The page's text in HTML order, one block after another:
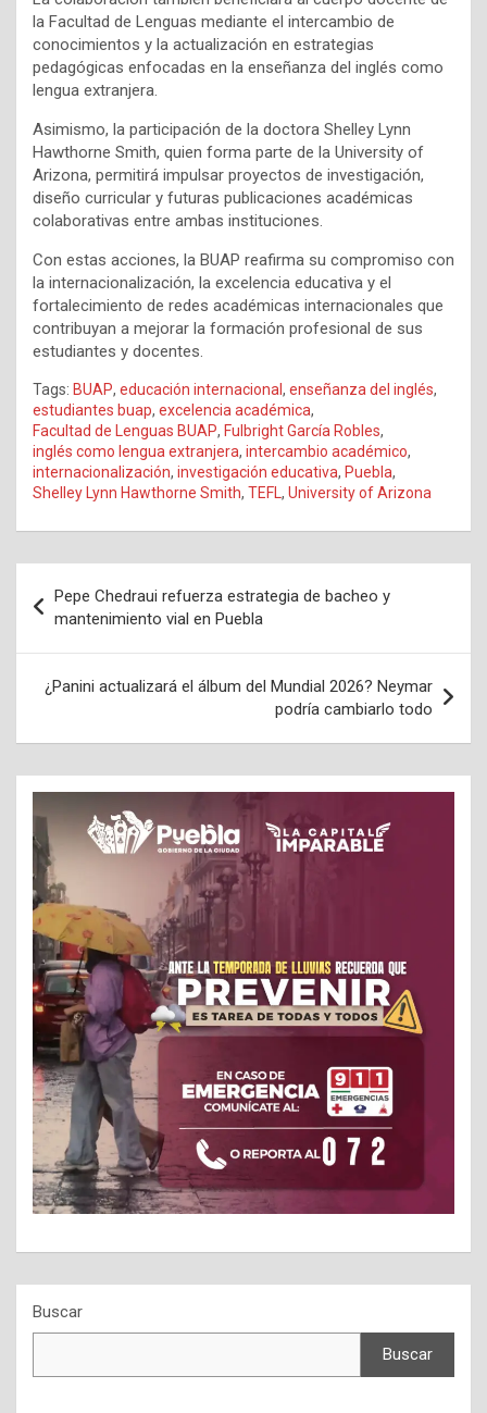
la Facultad de Lenguas mediante el intercambio de
conocimientos y la actualización en estrategias
pedagógicas enfocadas en la enseñanza del inglés como
lengua extranjera.
Asimismo, la participación de la doctora Shelley Lynn
Hawthorne Smith, quien forma parte de la University of
Arizona, permitirá impulsar proyectos de investigación,
diseño curricular y futuras publicaciones académicas
colaborativas entre ambas instituciones.
Con estas acciones, la BUAP reafirma su compromiso con
la internacionalización, la excelencia educativa y el
fortalecimiento de redes académicas internacionales que
contribuyan a mejorar la formación profesional de sus
estudiantes y docentes.
Tags: BUAP, educación internacional, enseñanza del inglés,
estudiantes buap, excelencia académica,
Facultad de Lenguas BUAP, Fulbright García Robles,
inglés como lengua extranjera, intercambio académico,
internacionalización, investigación educativa, Puebla,
Shelley Lynn Hawthorne Smith, TEFL, University of Arizona
de
entradas
Pepe Chedraui refuerza estrategia de bacheo y
mantenimiento vial en Puebla
¿Panini actualizará el álbum del Mundial 2026? Neymar
podría cambiarlo todo
Buscar
Buscar